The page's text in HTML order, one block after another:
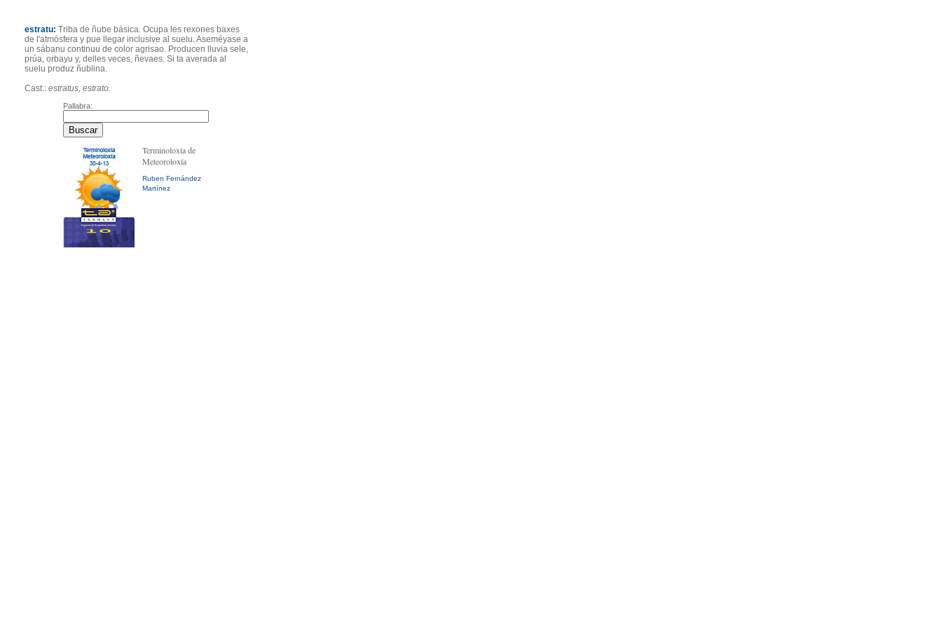
estratu: Triba de ñube básica. Ocupa les rexones baxes
de l'atmósfera y pue llegar inclusive al suelu. Aseméyase a
un sábanu continuu de color agrisao. Producen lluvia sele,
prúa, orbayu y, delles veces, ñevaes. Si ta averada al
suelu produz ñublina.
Cast.: estratus, estrato.
Pallabra:
Terminoloxía de
Meteoroloxía
Ruben Fernández
Martínez